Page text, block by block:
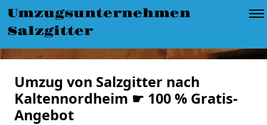
Umzugsunternehmen
Salzgitter
Umzug von Salzgitter nach
Kaltennordheim ☛ 100 % Gratis-
Angebot